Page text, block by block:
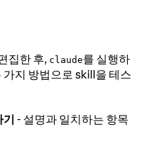
집한 후, claude를 실행하
지 방법으로 skill을 테스
기 - 설명과 일치하는 항목